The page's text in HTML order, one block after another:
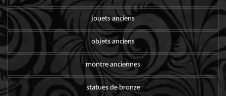
jouets anciens
objets anciens
montre anciennes
statues de bronze